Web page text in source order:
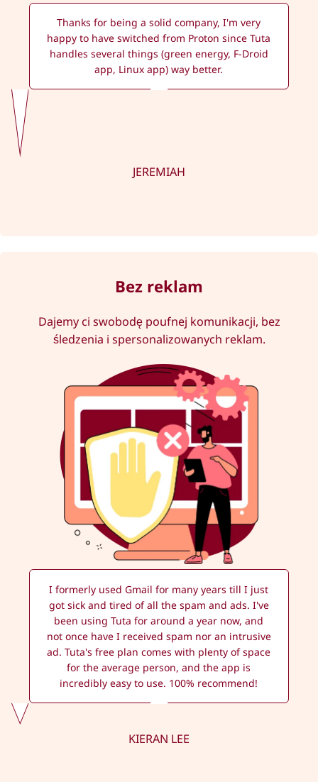
Thanks for being a solid company, I'm very
happy to have switched from Proton since Tuta
handles several things (green energy, F-Droid
app, Linux app) way better.
JEREMIAH
Bez reklam
Dajemy ci swobodę poufnej komunikacji, bez
śledzenia i spersonalizowanych reklam.
I formerly used Gmail for many years till I just
got sick and tired of all the spam and ads. I've
been using Tuta for around a year now, and
not once have I received spam nor an intrusive
ad. Tuta's free plan comes with plenty of space
for the average person, and the app is
incredibly easy to use. 100% recommend!
KIERAN LEE